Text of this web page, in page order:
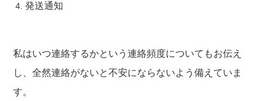
発送通知
私はいつ連絡するかという連絡頻度についてもお伝え
し、全然連絡がないと不安にならないよう備えていま
す。